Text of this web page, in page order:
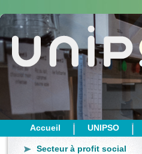
Accueil UNIPSO
Secteur à profit social